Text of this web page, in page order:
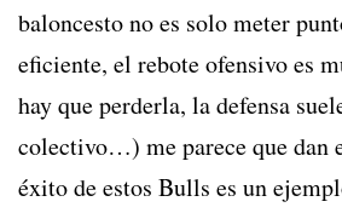
baloncesto no es solo meter
eficiente, el rebote ofensivo es
hay que perderla, la defensa
colectivo…) me parece que dan
éxito de estos Bulls es un